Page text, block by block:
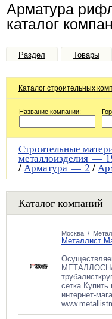
Арматура
каталог
Раздел Товары
Каталог строительных
Название компании:
Строительные
металлоизделия —
/Арматура —2/
Каталог компаний
Москва /
Металлист
сетка
интернет-